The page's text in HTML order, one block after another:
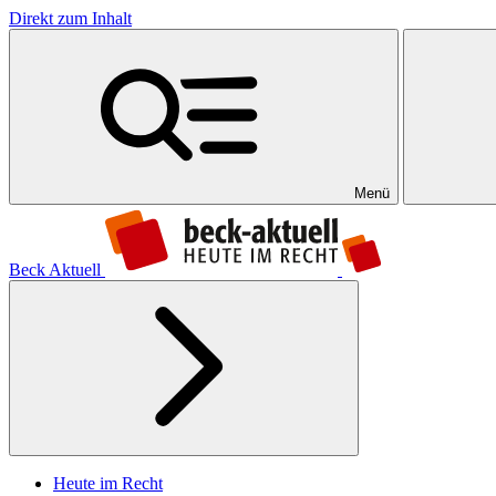
Direkt zum Inhalt
Menü
Beck Aktuell
Heute im Recht